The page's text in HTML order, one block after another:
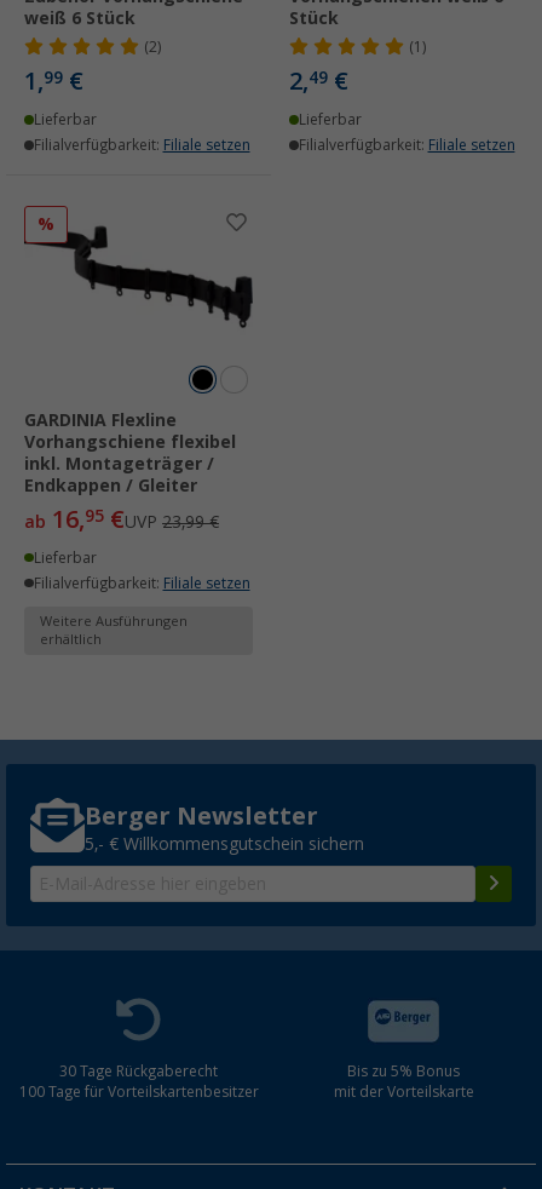
weiß 6 Stück
(2)
1,99 €
Lieferbar
Filialverfügbarkeit: Filiale setzen
Stück
(1)
2,49 €
Lieferbar
Filialverfügbarkeit: Filiale setzen
%
GARDINIA Flexline
Vorhangschiene flexibel
inkl. Montageträger /
Endkappen / Gleiter
ab 16,95 €UVP 23,99 €
Lieferbar
Filialverfügbarkeit: Filiale setzen
Weitere Ausführungen
erhältlich
Berger Newsletter
5,- € Willkommensgutschein sichern
30 Tage Rückgaberecht
100 Tage für Vorteilskartenbesitzer
Bis zu 5% Bonus
mit der Vorteilskarte